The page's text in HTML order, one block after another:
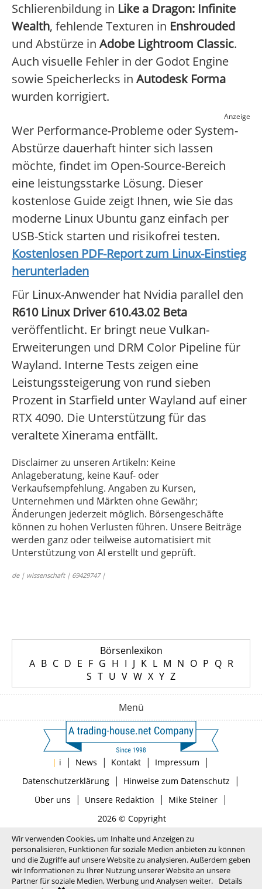
Schlierenbildung in Like a Dragon: Infinite
Wealth, fehlende Texturen in Enshrouded
und Abstürze in Adobe Lightroom Classic.
Auch visuelle Fehler in der Godot Engine
sowie Speicherlecks in Autodesk Forma
wurden korrigiert.
Anzeige
Wer Performance-Probleme oder System-
Abstürze dauerhaft hinter sich lassen
möchte, findet im Open-Source-Bereich
eine leistungsstarke Lösung. Dieser
kostenlose Guide zeigt Ihnen, wie Sie das
moderne Linux Ubuntu ganz einfach per
USB-Stick starten und risikofrei testen.
Kostenlosen PDF-Report zum Linux-Einstieg
herunterladen
Für Linux-Anwender hat Nvidia parallel den
R610 Linux Driver 610.43.02 Beta
veröffentlicht. Er bringt neue Vulkan-
Erweiterungen und DRM Color Pipeline für
Wayland. Interne Tests zeigen eine
Leistungssteigerung von rund sieben
Prozent in Starfield unter Wayland auf einer
RTX 4090. Die Unterstützung für das
veraltete Xinerama entfällt.
Disclaimer zu unseren Artikeln: Keine
Anlageberatung, keine Kauf- oder
Verkaufsempfehlung. Angaben zu Kursen,
Unternehmen und Märkten ohne Gewähr;
Änderungen jederzeit möglich. Börsengeschäfte
können zu hohen Verlusten führen. Unsere Beiträge
werden ganz oder teilweise automatisiert mit
Unterstützung von AI erstellt und geprüft.
de | wissenschaft | 69429747 |
Börsenlexikon
A B C D E F G H I J K L M N O P Q R
S T U V W X Y Z
Menü
| i | News | Kontakt | Impressum |
Datenschutzerklärung| Hinweise zum Datenschutz |
Über uns | Unsere Redaktion | Mike Steiner|
2026 © Copyright
Wir verwenden Cookies, um Inhalte und Anzeigen zu
personalisieren, Funktionen für soziale Medien anbieten zu können
und die Zugriffe auf unsere Website zu analysieren. Außerdem geben
wir Informationen zu Ihrer Nutzung unserer Website an unsere
Partner für soziale Medien, Werbung und Analysen weiter.
Details